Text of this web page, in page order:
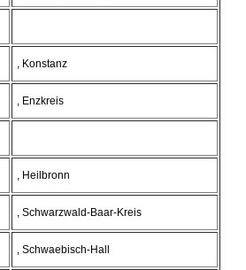
, Konstanz
, Enzkreis
, Heilbronn
, Schwarzwald-Baar-Kreis
, Schwaebisch-Hall